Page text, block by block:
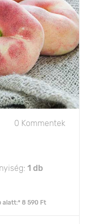
0 Kommentek
1 db
alatt:* 8 590 Ft